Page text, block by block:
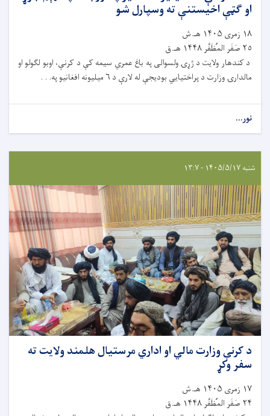
او ګټې اخیستنې ته وسپارل شو
١٨ زمری ۱۴۰۵ هـ.ش
٢٥ صَفَر المُظَفَّر ۱۴۴۸ هـ.ق
د کندهار ولایت د ژړۍ ولسوالی په باغ عمري سیمه کې د کرنې، اوبو لګولو او
مالدارۍ وزارت د پراختیايي بودیجې له لارې د ۶ میلیونه افغانیو په. . .
نور...
شنبه ۱۴۰۵/۵/۱۷ - ۱۳:۷
د کرنې وزارت مالي او اداري مرستیال هلمند ولایت ته
سفر وکړ
۱۷ زمری ۱۴۰۵ هـ.ش
۲۴ صَفَر المُظَفَّر ۱۴۴۸ هـ.ق